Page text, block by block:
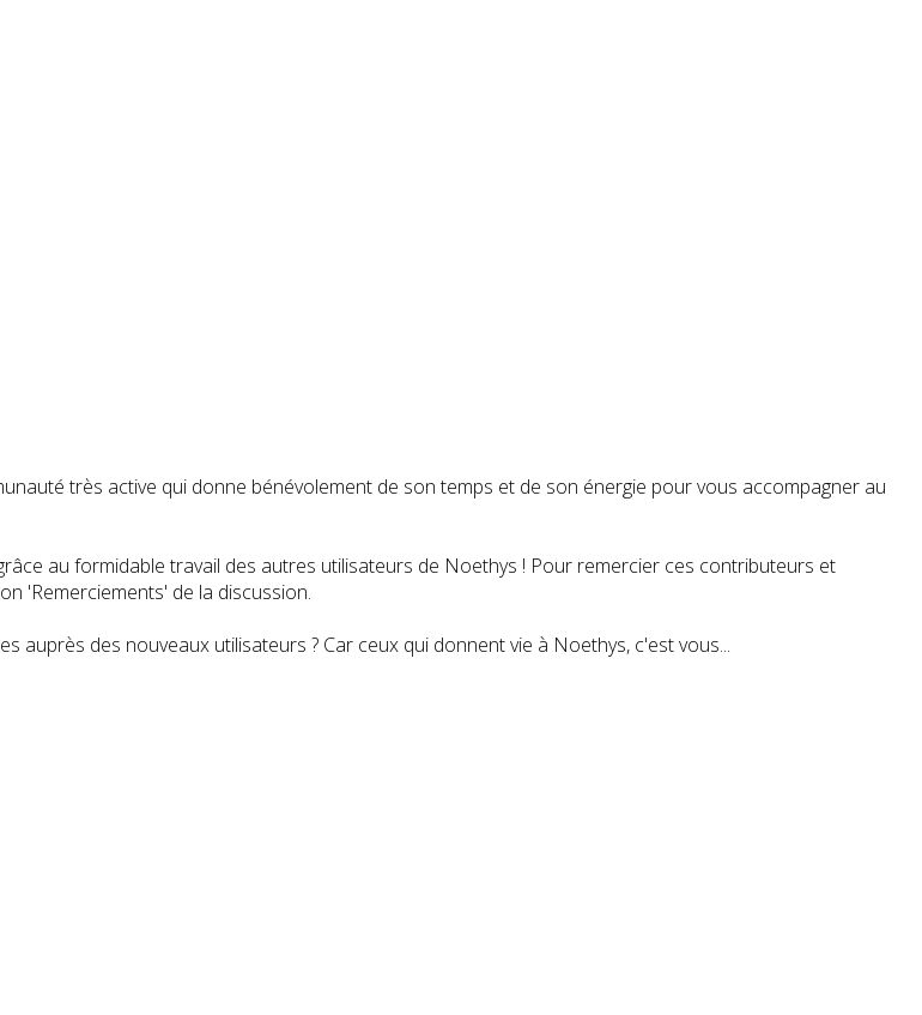
très active qui donne bénévolement de son temps et de son énergie pour vous accompagner au
au formidable travail des autres utilisateurs de Noethys ! Pour remercier ces contributeurs et
'Remerciements' de la discussion.
des nouveaux utilisateurs ? Car ceux qui donnent vie à Noethys, c'est vous...